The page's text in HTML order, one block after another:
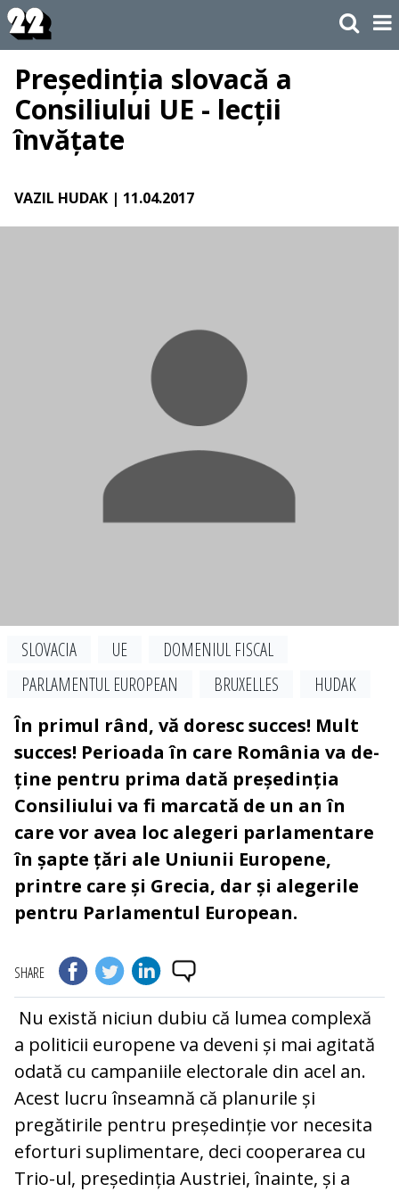
Președinția slovacă a
Consiliului UE - lecții
învățate
VAZIL HUDAK | 11.04.2017
SLOVACIA UE
DOMENIUL FISCAL
PARLAMENTUL EUROPEAN
BRUXELLES
HUDAK
În primul rând, vă doresc succes! Mult
succes! Perioada în care România va de­
ți­ne pentru prima dată președinția
Con­si­liu­lui va fi marcată de un an în
care vor avea loc alegeri parlamentare
în șapte țări ale Uniunii Europene,
printre care și Grecia, dar și alegerile
pentru Parlamentul Eu­ro­pean.
SHARE
Nu există niciun dubiu că lumea com­plexă
a politicii europene va deveni și mai agitată
odată cu campaniile electorale din acel an.
Acest lucru înseamnă că pla­nurile și
pregătirile pentru președinție vor necesita
eforturi suplimentare, deci coo­pe­rarea cu
Trio-ul, președinția Austriei, îna­inte, și a